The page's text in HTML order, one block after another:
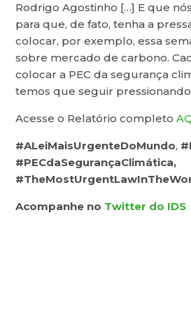
Rodrigo Agostinho […] E que
para que, de fato, tenha a
colocar, por exemplo, essa
sobre mercado de carbono.
colocar a PEC da segurança
temos que seguir
Acesse o Relatório completo
#ALeiMaisUrgenteDoMundo,
#PECdaSegurançaClimática,
Acompanhe no Twitter do IDS